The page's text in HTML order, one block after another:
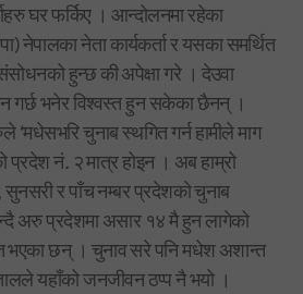
घर फर्किए । आन्दोलनमा रहेका
नेपालका नेता कार्यकर्ता र यसका समर्थित
हुन्छ की अपेक्षा गरे । देउवा
गर्छ भनेर विश्वस्त हुन सकेका छैनन् ।
‘मधेसभरि चुनाब स्थगित गर्न हामीले माग
नं. २ मात्र होइन । अब हाम्रो
सुनसरी र पाँच नम्बर प्रदेशको चुनाब
अरु प्रदेशमा असार १४ मै हुन लागेको
भएका छन् । चुनाव सरे पनि मधेश अशान्त
यहाँको जनजीवन ठप्प नै भयो ।